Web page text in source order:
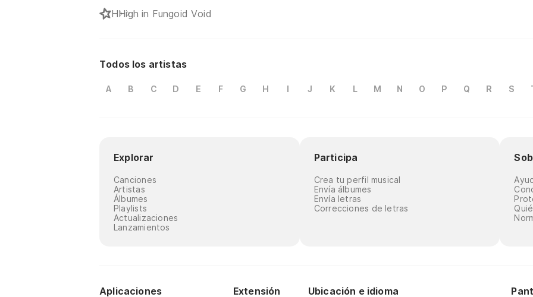
HHigh in Fungoid Void
Todos los artistas
A B C D E F G H I J K L M N O P Q R S
Explorar
Canciones
Artistas
Álbumes
Playlists
Actualizaciones
Lanzamientos
Participa
Crea tu perfil musical
Envía álbumes
Envía letras
Correcciones de letras
Aplicaciones Extensión Ubicación e idioma